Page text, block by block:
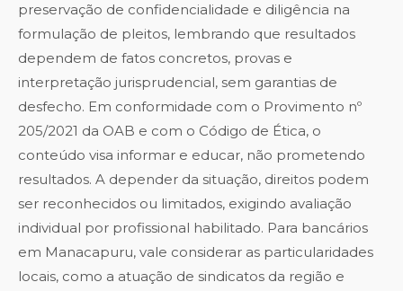
preservação de confidencialidade e diligência na
formulação de pleitos, lembrando que resultados
dependem de fatos concretos, provas e
interpretação jurisprudencial, sem garantias de
desfecho. Em conformidade com o Provimento nº
205/2021 da OAB e com o Código de Ética, o
conteúdo visa informar e educar, não prometendo
resultados. A depender da situação, direitos podem
ser reconhecidos ou limitados, exigindo avaliação
individual por profissional habilitado. Para bancários
em Manacapuru, vale considerar as particularidades
locais, como a atuação de sindicatos da região e